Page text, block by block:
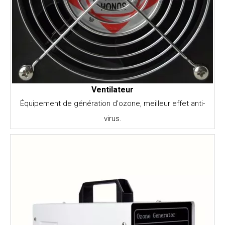
Ventilateur
Équipement de génération d'ozone, meilleur effet anti-
virus.